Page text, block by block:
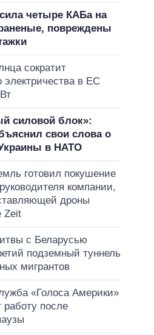
четыре КАБа на
повреждены
сократит
электричества в ЕС
силовой блок»:
свои слова о
в НАТО
готовил покушение
компании,
дроны
Zeit
с Беларусью
подземный туннель
мигрантов
«Голоса Америки»
работу после